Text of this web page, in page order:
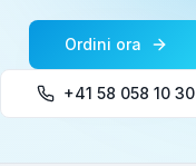
Ordini ora
+41 58 058 10 30